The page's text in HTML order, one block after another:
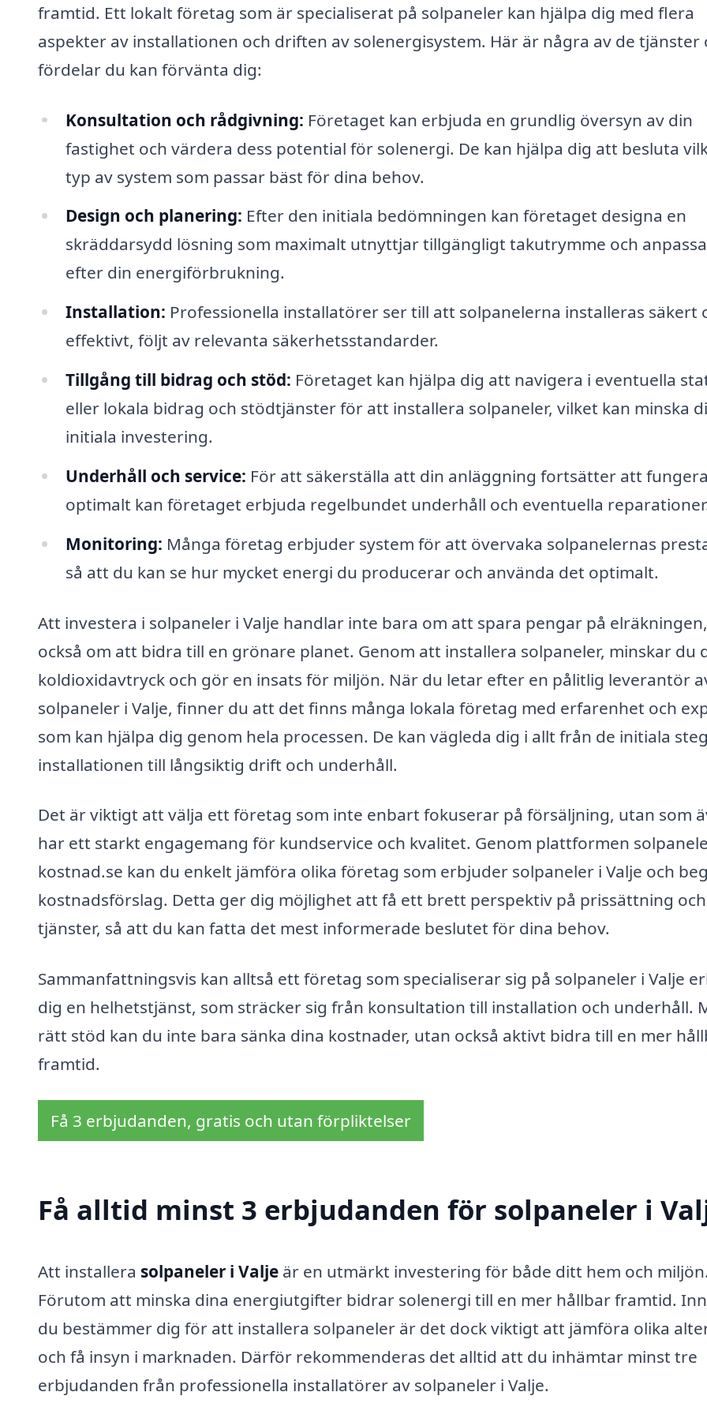
framtid. Ett lokalt företag som är specialiserat på solpaneler kan hjälpa dig med flera
aspekter av installationen och driften av solenergisystem. Här är några av de tjänster
fördelar du kan förvänta dig:
Konsultation och rådgivning: Företaget kan erbjuda en grundlig översyn av din
fastighet och värdera dess potential för solenergi. De kan hjälpa dig att besluta
typ av system som passar bäst för dina behov.
Design och planering: Efter den initiala bedömningen kan företaget designa en
skräddarsydd lösning som maximalt utnyttjar tillgängligt takutrymme och
efter din energiförbrukning.
Installation: Professionella installatörer ser till att solpanelerna installeras säkert
effektivt, följt av relevanta säkerhetsstandarder.
Tillgång till bidrag och stöd: Företaget kan hjälpa dig att navigera i eventuella
eller lokala bidrag och stödtjänster för att installera solpaneler, vilket kan minska
initiala investering.
Underhåll och service: För att säkerställa att din anläggning fortsätter att fungera
optimalt kan företaget erbjuda regelbundet underhåll och eventuella
Monitoring: Många företag erbjuder system för att övervaka solpanelernas
så att du kan se hur mycket energi du producerar och använda det optimalt.
Att investera i solpaneler i Valje handlar inte bara om att spara pengar på
också om att bidra till en grönare planet. Genom att installera solpaneler, minskar du
koldioxidavtryck och gör en insats för miljön. När du letar efter en pålitlig leverantör
solpaneler i Valje, finner du att det finns många lokala företag med erfarenhet och
som kan hjälpa dig genom hela processen. De kan vägleda dig i allt från de initiala
installationen till långsiktig drift och underhåll.
Det är viktigt att välja ett företag som inte enbart fokuserar på försäljning, utan som
har ett starkt engagemang för kundservice och kvalitet. Genom plattformen
kostnad.se kan du enkelt jämföra olika företag som erbjuder solpaneler i Valje och
kostnadsförslag. Detta ger dig möjlighet att få ett brett perspektiv på prissättning och
tjänster, så att du kan fatta det mest informerade beslutet för dina behov.
Sammanfattningsvis kan alltså ett företag som specialiserar sig på solpaneler i Valje
dig en helhetstjänst, som sträcker sig från konsultation till installation och underhåll.
rätt stöd kan du inte bara sänka dina kostnader, utan också aktivt bidra till en mer
framtid.
Få 3 erbjudanden, gratis och utan förpliktelser
Få alltid minst 3 erbjudanden för solpaneler i
Att installera solpaneler i Valje är en utmärkt investering för både ditt hem och miljön.
Förutom att minska dina energiutgifter bidrar solenergi till en mer hållbar framtid.
du bestämmer dig för att installera solpaneler är det dock viktigt att jämföra olika
och få insyn i marknaden. Därför rekommenderas det alltid att du inhämtar minst tre
erbjudanden från professionella installatörer av solpaneler i Valje.